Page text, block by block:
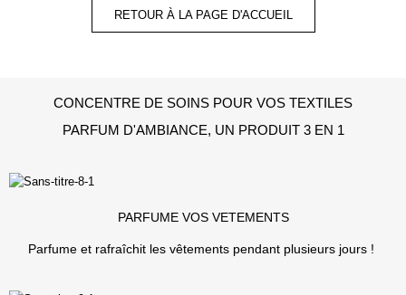
RETOUR À LA PAGE D'ACCUEIL
CONCENTRE DE SOINS POUR VOS TEXTILES
PARFUM D'AMBIANCE, UN PRODUIT 3 EN 1
PARFUME VOS VETEMENTS
Parfume et rafraîchit les vêtements pendant plusieurs jours !